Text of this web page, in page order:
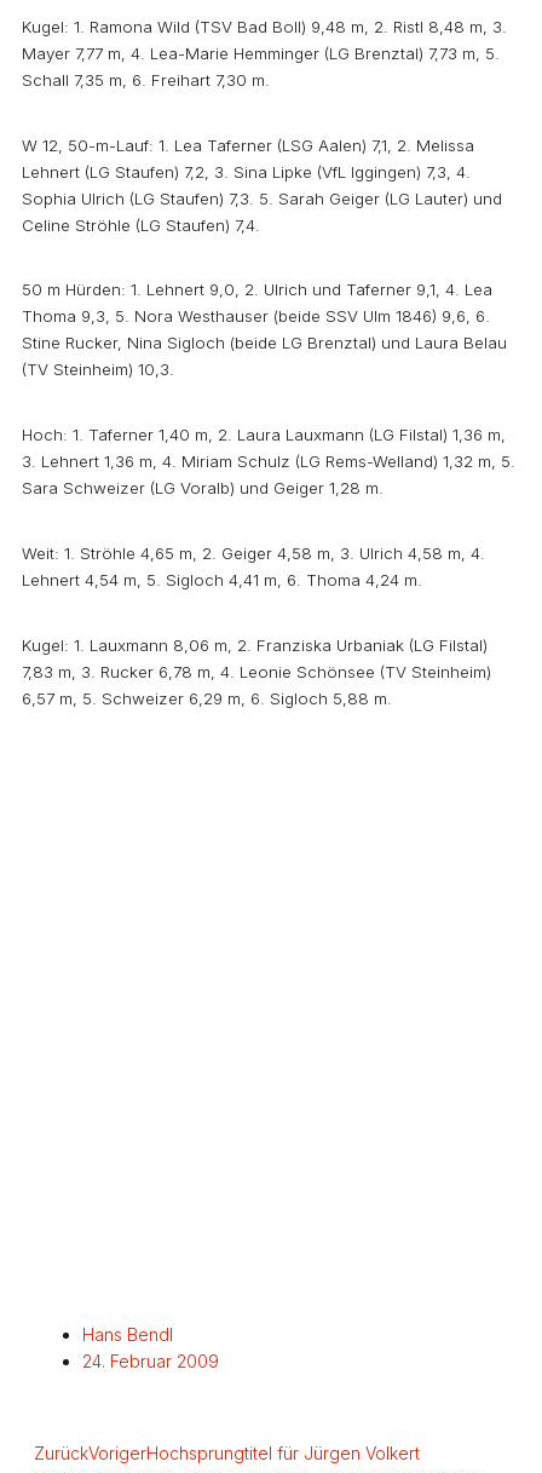
Kugel: 1. Ramona Wild (TSV Bad Boll) 9,48 m, 2. Ristl 8,48 m, 3.
Mayer 7,77 m, 4. Lea-Marie Hemminger (LG Brenztal) 7,73 m, 5.
Schall 7,35 m, 6. Freihart 7,30 m.
W 12, 50-m-Lauf: 1. Lea Taferner (LSG Aalen) 7,1, 2. Melissa
Lehnert (LG Staufen) 7,2, 3. Sina Lipke (VfL Iggingen) 7,3, 4.
Sophia Ulrich (LG Staufen) 7,3. 5. Sarah Geiger (LG Lauter) und
Celine Ströhle (LG Staufen) 7,4.
50 m Hürden: 1. Lehnert 9,0, 2. Ulrich und Taferner 9,1, 4. Lea
Thoma 9,3, 5. Nora Westhauser (beide SSV Ulm 1846) 9,6, 6.
Stine Rucker, Nina Sigloch (beide LG Brenztal) und Laura Belau
(TV Steinheim) 10,3.
Hoch: 1. Taferner 1,40 m, 2. Laura Lauxmann (LG Filstal) 1,36 m,
3. Lehnert 1,36 m, 4. Miriam Schulz (LG Rems-Welland) 1,32 m, 5.
Sara Schweizer (LG Voralb) und Geiger 1,28 m.
Weit: 1. Ströhle 4,65 m, 2. Geiger 4,58 m, 3. Ulrich 4,58 m, 4.
Lehnert 4,54 m, 5. Sigloch 4,41 m, 6. Thoma 4,24 m.
Kugel: 1. Lauxmann 8,06 m, 2. Franziska Urbaniak (LG Filstal)
7,83 m, 3. Rucker 6,78 m, 4. Leonie Schönsee (TV Steinheim)
6,57 m, 5. Schweizer 6,29 m, 6. Sigloch 5,88 m.
Hans Bendl
24. Februar 2009
ZurückVorigerHochsprungtitel für Jürgen Volkert